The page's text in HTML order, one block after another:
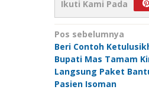
Ikuti Kami Pada
Navigasi
pos
Pos sebelumnya
Beri Contoh
Bupati Mas Tamam
Langsung Paket
Pasien Isoman